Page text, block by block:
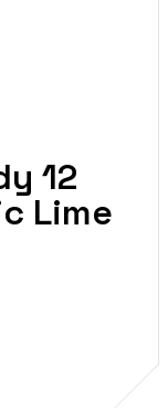
12
Lime